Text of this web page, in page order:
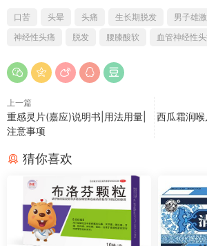
口苦 头晕 头痛 生长期脱发
男子雄
神经性头痛
脱发 腰膝酸软 血管神经性
上一篇
重感灵片(嘉应)说明书|用法用量|
注意事项
西瓜霜润
猜你喜欢